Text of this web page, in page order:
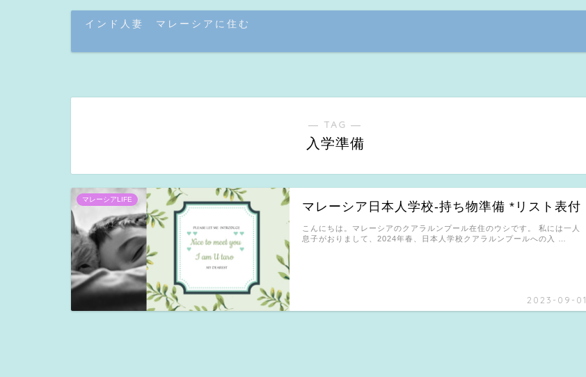
インド人妻 マレーシアに住む
― TAG ―
入学準備
マレーシアLIFE
マレーシア日本人学校‐持ち物準備 *リスト表付
2023-09-01
こんにちは。マレーシアのクアラルンプール在住のウシです。 私には一人
息子がおりまして、2024年春、日本人学校クアラルンプールへの入 …